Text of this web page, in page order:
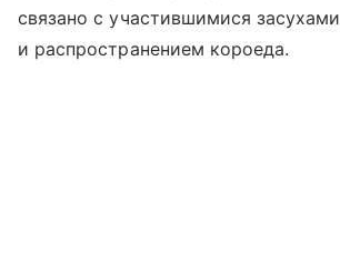
связано с участившимися засухами
и распространением короеда.